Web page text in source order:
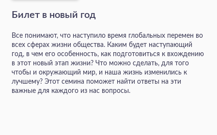
Билет в новый год
Все понимают, что наступило время глобальных перемен во
всех сферах жизни общества. Каким будет наступающий
год, в чем его особенность, как подготовиться к вхождению
в этот новый этап жизни? Что можно сделать, для того
чтобы и окружающий мир, и наша жизнь изменились к
лучшему? Этот семина поможет найти ответы на эти
важные для каждого из нас вопросы.